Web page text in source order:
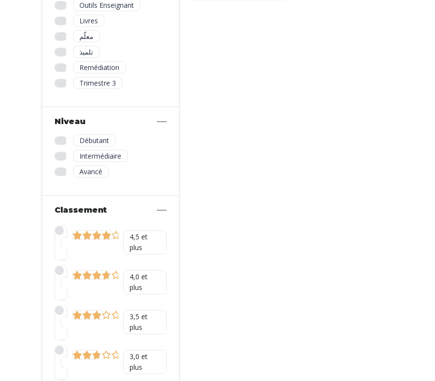
Outils Enseignant
Livres
معلّم
تلميذ
Remédiation
Trimestre 3
Niveau
Débutant
Intermédiaire
Avancé
Classement
4,5 et
plus
4,0 et
plus
3,5 et
plus
3,0 et
plus